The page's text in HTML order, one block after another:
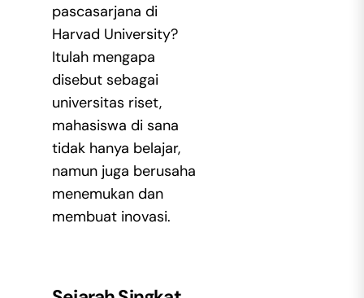
pascasarjana di
Harvad University?
Itulah mengapa
disebut sebagai
universitas riset,
mahasiswa di sana
tidak hanya belajar,
namun juga berusaha
menemukan dan
membuat inovasi.